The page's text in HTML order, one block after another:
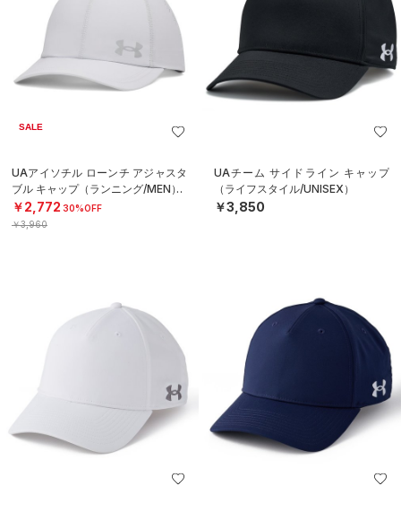
SALE
UAアイソチル ローンチ アジャスタ
ブル キャップ（ランニング/MEN）
￥2,772 30%OFF
￥3,960
UAチーム サイドライン キャップ
（ライフスタイル/UNISEX）
￥3,850